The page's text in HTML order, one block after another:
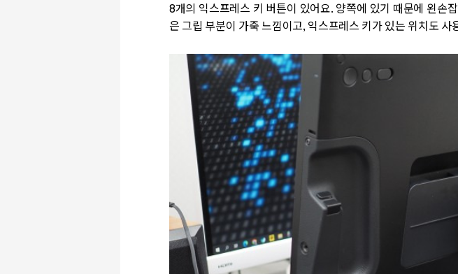
8개의 익스프레스 키 버튼이 있어요. 양쪽에 있기 때문에 왼손
은 그립 부분이 가죽 느낌이고, 익스프레스 키가 있는 위치도